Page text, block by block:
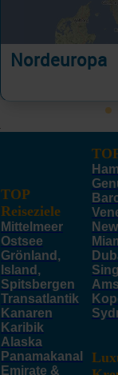
Nordeuropa
TOP
Reiseziele
Mittelmeer
Ostsee
Grönland,
Island,
Spitsbergen
Transatlantik
Kanaren
Karibik
Alaska
Panamakanal
Emirate &